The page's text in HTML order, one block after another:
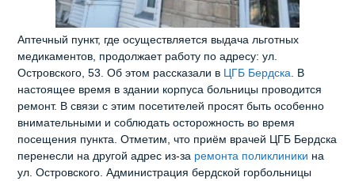
Аптечный пункт, где осуществляется выдача льготных
медикаментов, продолжает работу по адресу: ул.
Островского, 53. Об этом рассказали в ЦГБ Бердска . В
настоящее время в здании корпуса больницы проводится
ремонт. В связи с этим посетителей просят быть особенно
внимательными и соблюдать осторожность во время
посещения пункта. Отметим, что приём врачей ЦГБ Бердска
перенесли на другой адрес из‑за ремонта поликлиники на
ул. Островского. Администрация бердской горбольницы